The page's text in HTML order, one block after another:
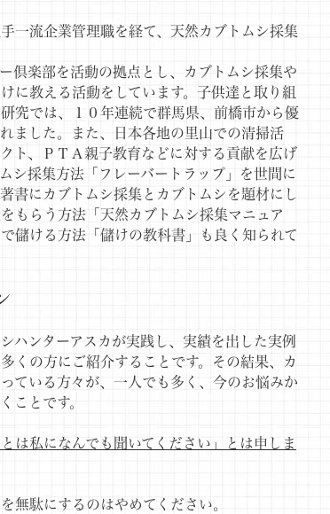
一流企業管理職を経て、天然カブトムシ採集
倶楽部を活動の拠点とし、カブトムシ採集や
に教える活動をしています。子供達と取り組
究では、１０年連続で群馬県、前橋市から優
ました。また、日本各地の里山での清掃活
ト、ＰＴＡ親子教育などに対する貢献を広げ
シ採集方法「フレーバートラップ」を世間に
書にカブトムシ採集とカブトムシを題材にし
もらう方法「天然カブトムシ採集マニュア
儲ける方法「儲けの教科書」も良く知られて
ハンターアスカが実践し、実績を出した実例
くの方にご紹介することです。その結果、カ
ている方々が、一人でも多く、今のお悩みか
ことです。
とは私になんでも聞いてください」とは申しま
無駄にするのはやめてください。